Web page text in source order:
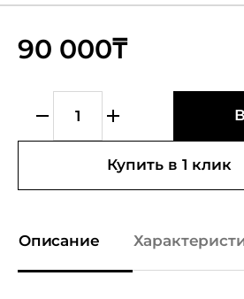
90 000₸
Купить в 1 клик
Описание